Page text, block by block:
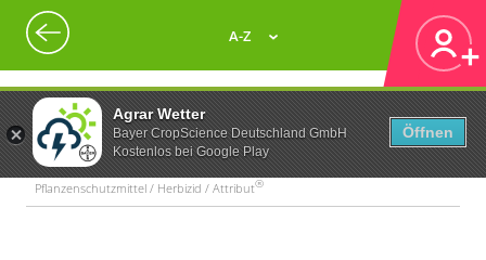
Agrar Wetter
Bayer CropScience Deutschland GmbH
Kostenlos bei Google Play
Öffnen
A-Z
Pflanzenschutzmittel / Herbizid / Attribut®